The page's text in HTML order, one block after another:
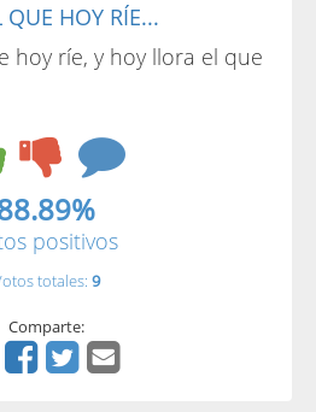
QUE HOY RÍE...
hoy ríe, y hoy llora el que
positivos
totales: 9
Comparte: